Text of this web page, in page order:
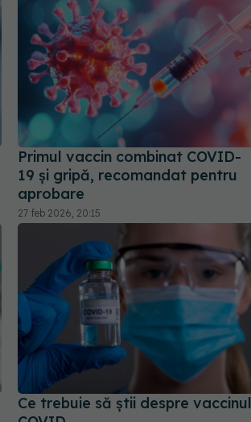
Primul vaccin combinat COVID-
19 și gripă, recomandat pentru
aprobare
27 feb 2026, 20:15
Ce trebuie să știi despre vaccinul